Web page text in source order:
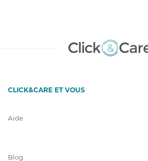
CLICK&CARE ET VOUS
Aide
Blog